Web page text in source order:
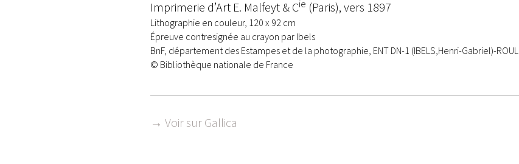
Imprimerie d’Art E. Malfeyt & Cie (Paris), vers 1897
Lithographie en couleur, 120 x 92 cm
Épreuve contresignée au crayon par Ibels
BnF, département des Estampes et de la photographie, ENT DN-1 (IBELS,Henri-Gabriel)-ROUL
© Bibliothèque nationale de France
→ Voir sur Gallica